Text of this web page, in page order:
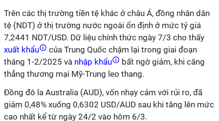
Trên các thị trường tiền tệ khác ở châu Á, đồng nhân dân
tệ (NDT) ở thị trường nước ngoài ổn định ở mức tỷ giá
7,2441 NDT/USD. Dữ liệu chính thức ngày 7/3 cho thấy
xuất khẩu
của Trung Quốc chậm lại trong giai đoạn
tháng 1-2/2025 và nhập khẩu
bất ngờ giảm, khi căng
thẳng thương mại Mỹ-Trung leo thang.
Đồng đô la Australia (AUD), vốn nhạy cảm với rủi ro, đã
giảm 0,48% xuống 0,6302 USD/AUD sau khi tăng lên mức
cao nhất kể từ ngày 24/2 vào hôm 6/3.